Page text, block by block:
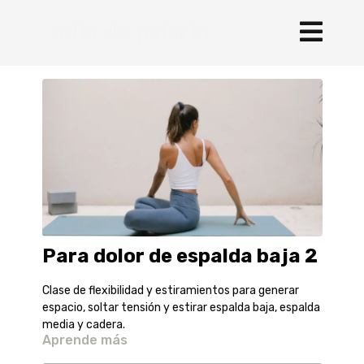
Para dolor de espalda baja 2
Clase de flexibilidad y estiramientos para generar
espacio, soltar tensión y estirar espalda baja, espalda
media y cadera.
Aprende más